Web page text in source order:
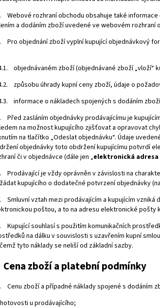
Webové rozhraní obchodu obsahuje také
a dodáním zboží uvedené ve webovém
Pro objednání zboží vyplní kupující objednávkový
objednávaném zboží (objednávané zboží „vloží“
způsobu úhrady kupní ceny zboží, údaje o
informace o nákladech spojených s dodáním
Před zasláním objednávky prodávajícímu je
na možnost kupujícího zjišťovat a opravovat
na tlačítko „Odeslat objednávku“. Údaje
objednávky toto obdržení kupujícímu potvrdí
či v objednávce (dále jen „elektronická
Prodávající je vždy oprávněn v závislosti na
kupujícího o dodatečné potvrzení objednávky
Smluvní vztah mezi prodávajícím a kupujícím
poštou, a to na adresu elektronické pošty
Kupující souhlasí s použitím komunikačních
na dálku v souvislosti s uzavřením kupní
tyto náklady se neliší od základní sazby.
Cena zboží a platební podmínky
Cenu zboží a případné náklady spojené s dodáním
u prodávajícího;